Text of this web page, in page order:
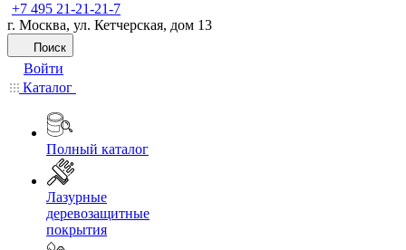
+7 495 21-21-21-7
г. Москва, ул. Кетчерская, дом 13
Поиск
Войти
Каталог
Полный каталог
Лазурные
деревозащитные
покрытия